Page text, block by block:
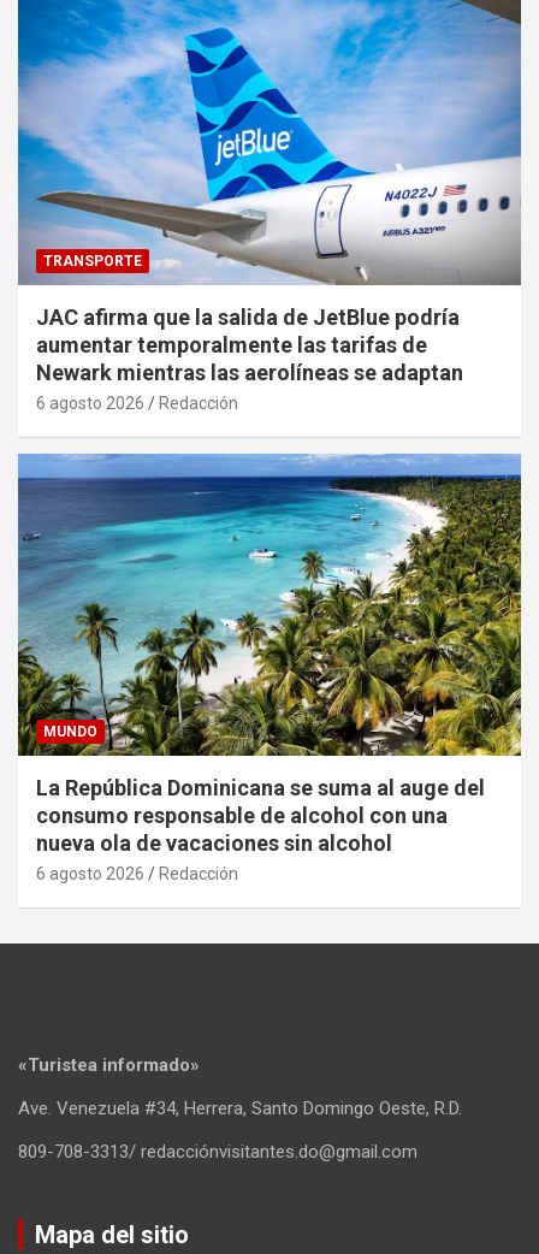
TRANSPORTE
JAC afirma que la salida de JetBlue podría
aumentar temporalmente las tarifas de
Newark mientras las aerolíneas se adaptan
6 agosto 2026 Redacción
MUNDO
La República Dominicana se suma al auge del
consumo responsable de alcohol con una
nueva ola de vacaciones sin alcohol
6 agosto 2026 Redacción
«Turistea informado»
Ave. Venezuela #34, Herrera, Santo Domingo Oeste, R.D.
809-708-3313/ redacciónvisitantes.do@gmail.com
Mapa del sitio